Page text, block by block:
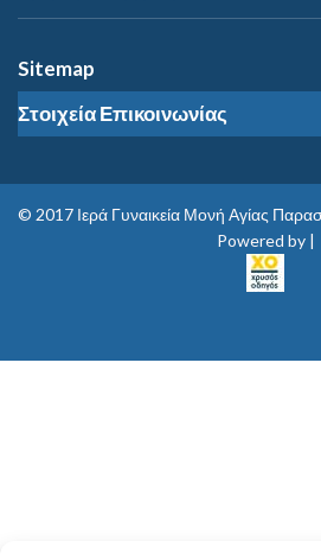
Sitemap
Στοιχεία Επικοινωνίας
© 2017 Ιερά Γυναικεία Μονή Αγίας
Powered by |